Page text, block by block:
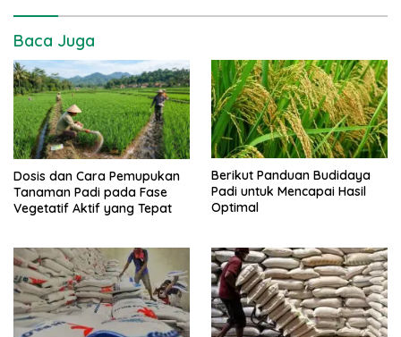
Baca Juga
Dosis dan Cara Pemupukan
Tanaman Padi pada Fase
Vegetatif Aktif yang Tepat
Berikut Panduan Budidaya
Padi untuk Mencapai Hasil
Optimal